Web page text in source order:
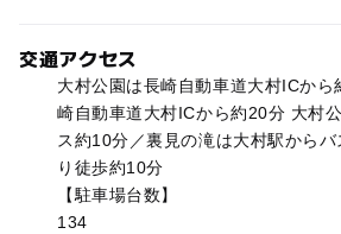
交通アクセス
大村公園は長崎自動車道大村ICか
崎自動車道大村ICから約20分 大村
ス約10分／裏見の滝は大村駅から
り徒歩約10分
【駐車場台数】
134